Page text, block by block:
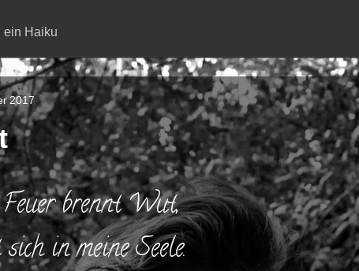
ein Haiku
2017
brennt Wut,
in meine Seele.